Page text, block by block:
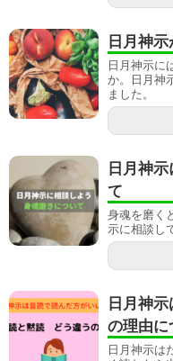
日月神
日月神示に
か。日月神
ました。
日月神
て
身魂を磨く
示に相談し
日月神
の理由に
日月神示は